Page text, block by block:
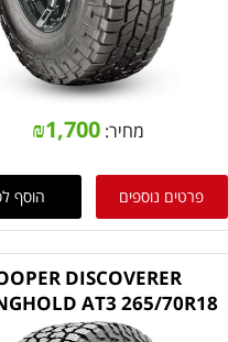
מחיר: ₪1,700
פרטים נוספים הוסף
DISCOVERER
AT3 265/70R18
124/121S